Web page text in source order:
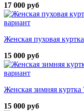
17 000 руб
вариант
Женская пуховая
15 000 руб
вариант
Женская зимняя
15 000 руб